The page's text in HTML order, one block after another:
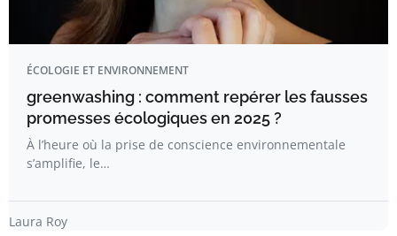
ÉCOLOGIE ET ENVIRONNEMENT
greenwashing : comment repérer les fausses
promesses écologiques en 2025 ?
À l’heure où la prise de conscience environnementale
s’amplifie, le…
Laura Roy